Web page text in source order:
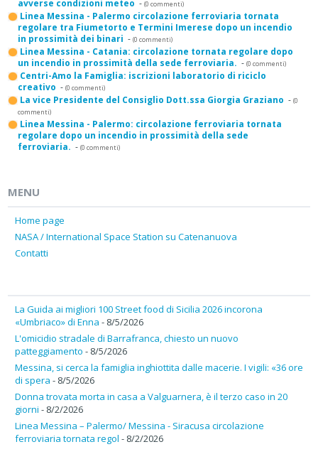
avverse condizioni meteo - (0 commenti)
Linea Messina - Palermo circolazione ferroviaria tornata
regolare tra Fiumetorto e Termini Imerese dopo un incendio
in prossimità dei binari - (0 commenti)
Linea Messina - Catania: circolazione tornata regolare dopo
un incendio in prossimità della sede ferroviaria. - (0 commenti)
Centri-Amo la Famiglia: iscrizioni laboratorio di riciclo
creativo - (0 commenti)
La vice Presidente del Consiglio Dott.ssa Giorgia Graziano - (0
commenti)
Linea Messina - Palermo: circolazione ferroviaria tornata
regolare dopo un incendio in prossimità della sede
ferroviaria. - (0 commenti)
MENU
Home page
NASA / International Space Station su Catenanuova
Contatti
La Guida ai migliori 100 Street food di Sicilia 2026 incorona
«Umbriaco» di Enna - 8/5/2026
L'omicidio stradale di Barrafranca, chiesto un nuovo
patteggiamento - 8/5/2026
Messina, si cerca la famiglia inghiottita dalle macerie. I vigili: «36 ore
di spera - 8/5/2026
Donna trovata morta in casa a Valguarnera, è il terzo caso in 20
giorni - 8/2/2026
Linea Messina – Palermo/ Messina - Siracusa circolazione
ferroviaria tornata regol - 8/2/2026